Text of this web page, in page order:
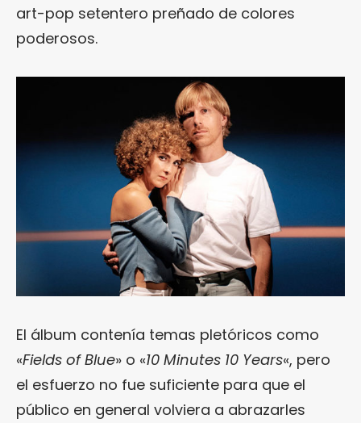
art-pop setentero preñado de colores
poderosos.
El álbum contenía temas pletóricos como
«Fields of Blue» o «10 Minutes 10 Years«, pero
el esfuerzo no fue suficiente para que el
público en general volviera a abrazarles